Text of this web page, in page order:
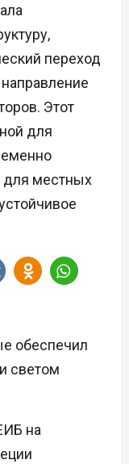
переход
Этот
для
для местных
обеспечил
светом
на